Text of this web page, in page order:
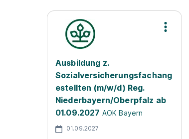
Ausbildung z.
Sozialversicherungsfachang
estellten (m/w/d) Reg.
Niederbayern/Oberpfalz ab
01.09.2027 AOK Bayern
01.09.2027